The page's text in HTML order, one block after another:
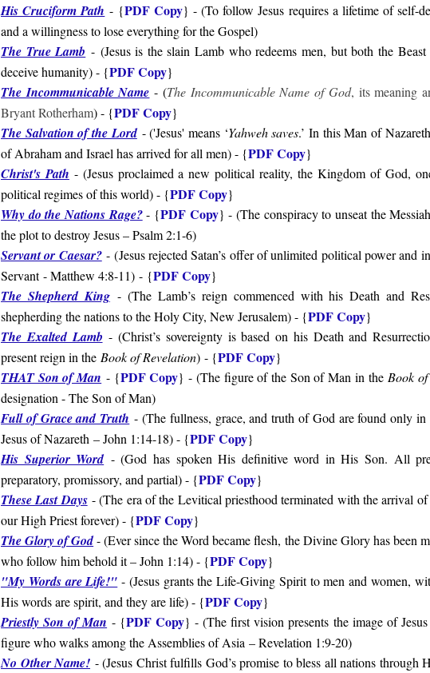
His Cruciform Path - {PDF Copy} - (To follow Jesus requires a lifetime of self-
and a willingness to lose everything for the Gospel)
The True Lamb -(Jesus is the slain Lamb who redeems men, but both the
deceive humanity) - {PDF Copy}
The Incommunicable Name - (The Incommunicable Name of God, its meaning
Bryant Rotherham) - {PDF Copy}
The Salvation of the Lord- ('Jesus' means ‘Yahweh saves.’ In this Man of
of Abraham and Israel has arrived for all men) - {PDF Copy}
Christ's Path - (Jesus proclaimed a new political reality, the Kingdom of God,
political regimes of this world) - {PDF Copy}
Why do the Nations Rage?- {PDF Copy} - (The conspiracy to unseat the
the plot to destroy Jesus– Psalm 2:1-6)
Servant or Caesar?- (Jesus rejected Satan’s offer of unlimited political power and
Servant - Matthew 4:8-11) - {PDF Copy}
The Shepherd King- (The Lamb’s reign commenced with his Death and
shepherding the nations to the Holy City, New Jerusalem) - {PDF Copy}
The Exalted Lamb - (Christ’s sovereignty is based on his Death and
present reign in the Book of Revelation) - {PDF Copy}
THAT Son of Man - {PDF Copy} - (The figure of the Son of Man in the Book
designation - The Son of Man)
Full of Grace and Truth - (The fullness, grace, and truth of God are found only in
Jesus of Nazareth – John 1:14-18) - {PDF Copy}
His Superior Word- (God has spoken His definitive word in His Son. All
preparatory, promissory, and partial) - {PDF Copy}
These Last Days- (The era of the Levitical priesthood terminated with the arrival of
our High Priest forever) - {PDF Copy}
The Glory of God- (Ever since the Word became flesh, the Divine Glory has been
who follow him behold it – John 1:14) - {PDF Copy}
"My Words are Life!" - (Jesus grants the Life-Giving Spirit to men and women,
His words are spirit, and they are life)- {PDF Copy}
Priestly Son of Man - {PDF Copy} - (The first vision presents the image of
figure who walks among the Assemblies of Asia – Revelation 1:9-20)
No Other Name! - (Jesus Christ fulfills God’s promise to bless all nations through